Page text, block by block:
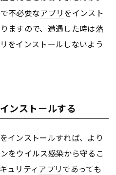
不必要なアプリをインスト
ますので、遭遇した時は落
をインストールしないよう
ンストールする
をインストールすれば、より
をウイルス感染から守るこ
ュリティアプリであっても